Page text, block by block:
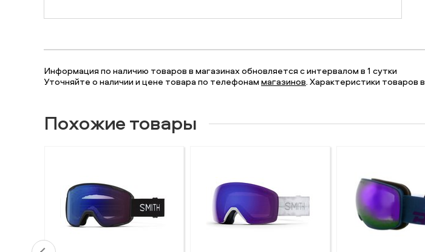
Информация по наличию товаров в магазинах обновляется с интервалом в 1 сутки
Уточняйте о наличии и цене товара по телефонаммагазинов. Характеристики товаров в
Похожие товары